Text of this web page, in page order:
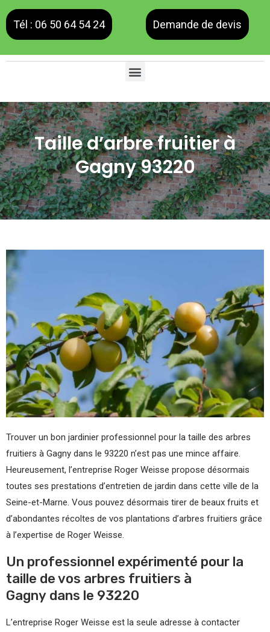
Tél : 06 50 64 54 24 Demande de devis
Taille d’arbre fruitier à
Gagny 93220
Trouver un bon jardinier professionnel pour la taille des arbres
fruitiers à Gagny dans le 93220 n’est pas une mince affaire.
Heureusement, l’entreprise Roger Weisse propose désormais
toutes ses prestations d’entretien de jardin dans cette ville de la
Seine-et-Marne. Vous pouvez désormais tirer de beaux fruits et
d’abondantes récoltes de vos plantations d’arbres fruitiers grâce
à l’expertise de Roger Weisse.
Un professionnel expérimenté pour la
taille de vos arbres fruitiers à
Gagny dans le 93220
L’entreprise Roger Weisse est la seule adresse à contacter